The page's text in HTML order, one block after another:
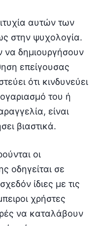
αυτών των
στην ψυχολογία.
δημιουργήσουν
επείγουσας
ότι κινδυνεύει
του ή
είναι
βιαστικά.
οι
οδηγείται σε
ίδιες με τις
χρήστες
να καταλάβουν